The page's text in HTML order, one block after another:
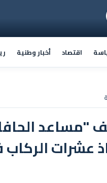
اقتصاد أخبار وطنية
"مساعد
عشرات